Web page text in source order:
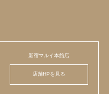
新宿マルイ本館店
店舗HPを見る